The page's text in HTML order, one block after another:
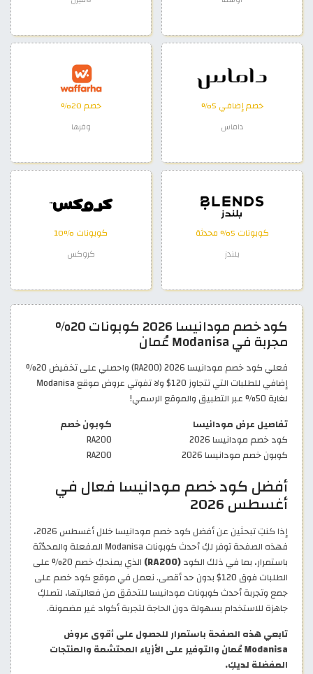
خصم إضافي 5%
داماس
خصم 20%
وفرها
كوبونات 5% محدثة
بلندز
كوبونات %10
كروكس
كود خصم مودانيسا 2026 كوبونات 20%
مجربة في Modanisa عُمان
فعلي كود خصم مودانيسا 2026 (RA200) واحصلي على تخفيض 20%
إضافي للطلبات التي تتجاوز 120$ ولا تفوتي عروض موقع Modanisa
لغاية 50% عبر التطبيق والموقع الرسمي!
تفاصيل عرض مودانيسا
كوبون خصم
كود خصم مودانيسا 2026
RA200
كوبون خصم مودانيسا 2026
RA200
أفضل كود خصم مودانيسا فعال في
أغسطس 2026
إذا كنتِ تبحثين عن أفضل كود خصم مودانيسا خلال أغسطس 2026،
فهذه الصفحة توفر لكِ أحدث كوبونات Modanisa المفعلة والمحدّثة
باستمرار، بما في ذلك الكود(RA200)
الذي يمنحكِ خصم 20% على
الطلبات فوق 120$ بدون حد أقصى. نعمل في موقع كود خصم على
جمع وتجربة أحدث كوبونات مودانيسا للتحقق من فعاليتها، لتصلكِ
جاهزة للاستخدام بسهولة دون الحاجة لتجربة أكواد غير مضمونة.
تابعي هذه الصفحة باستمرار للحصول على أقوى عروض
Modanisa عُمان والتوفير على الأزياء المحتشمة والمنتجات
المفضلة لديكِ.